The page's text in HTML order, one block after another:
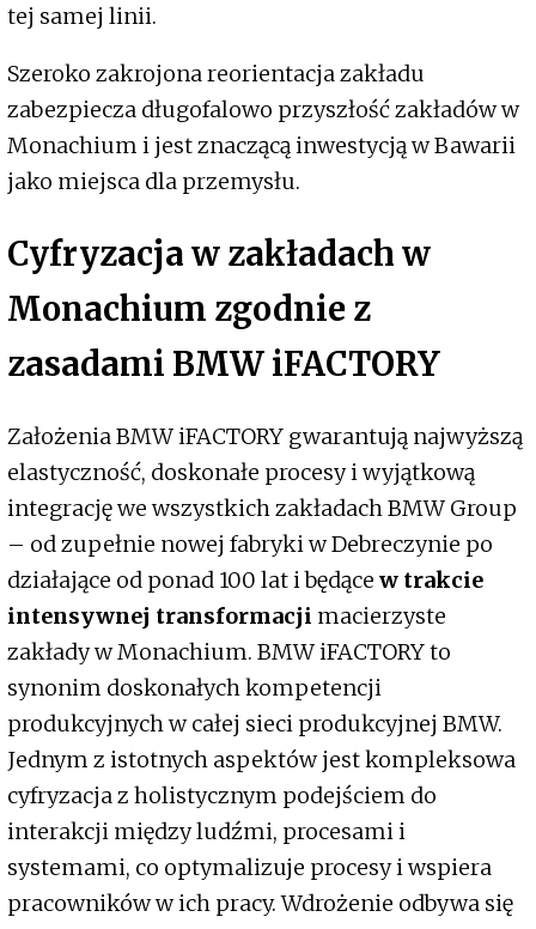
tej samej linii.
Szeroko zakrojona reorientacja zakładu
zabezpiecza długofalowo przyszłość zakładów w
Monachium i jest znaczącą inwestycją w Bawarii
jako miejsca dla przemysłu.
Cyfryzacja w zakładach w
Monachium zgodnie z
zasadami BMW iFACTORY
Założenia BMW iFACTORY gwarantują najwyższą
elastyczność, doskonałe procesy i wyjątkową
integrację we wszystkich zakładach BMW Group
– od zupełnie nowej fabryki w Debreczynie po
działające od ponad 100 lat i będące w trakcie
intensywnej transformacji macierzyste
zakłady w Monachium. BMW iFACTORY to
synonim doskonałych kompetencji
produkcyjnych w całej sieci produkcyjnej BMW.
Jednym z istotnych aspektów jest kompleksowa
cyfryzacja z holistycznym podejściem do
interakcji między ludźmi, procesami i
systemami, co optymalizuje procesy i wspiera
pracowników w ich pracy. Wdrożenie odbywa się